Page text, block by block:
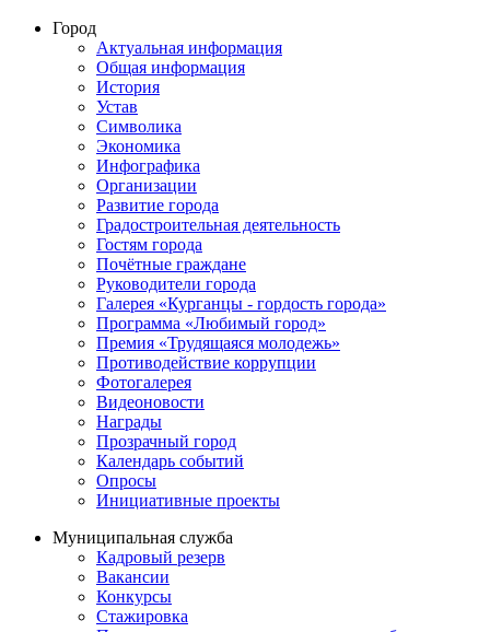
Город
Актуальная информация
Общая информация
История
Устав
Символика
Экономика
Инфографика
Организации
Развитие города
Градостроительная деятельность
Гостям города
Почётные граждане
Руководители города
Галерея «Курганцы - гордость города»
Программа «Любимый город»
Премия «Трудящаяся молодежь»
Противодействие коррупции
Фотогалерея
Видеоновости
Награды
Прозрачный город
Календарь событий
Опросы
Инициативные проекты
Муниципальная служба
Кадровый резерв
Вакансии
Конкурсы
Стажировка